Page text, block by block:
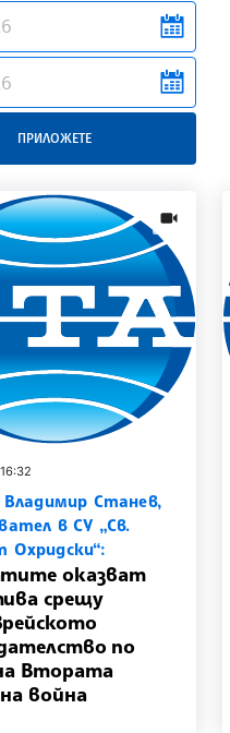
ПРИЛОЖЕТЕ
news.videos
Станев,
в СУ „Св.
Охридски“:
оказват
срещу
по
Втората
война